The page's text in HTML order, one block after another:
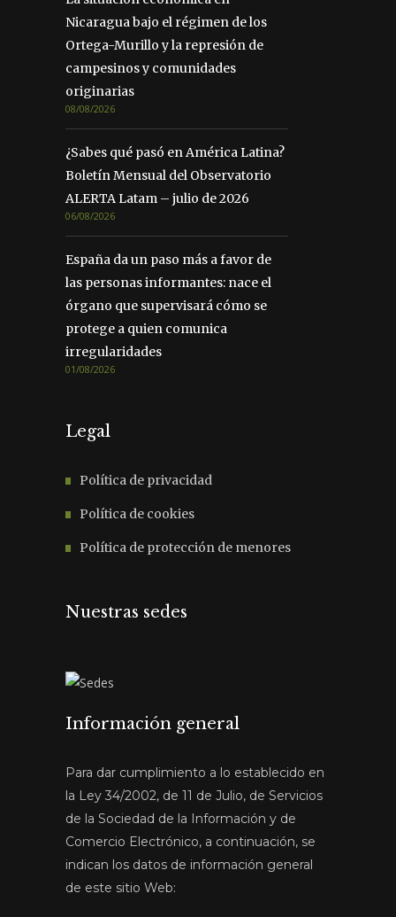
Nicaragua bajo el régimen de los
Ortega-Murillo y la represión de
campesinos y comunidades
originarias
08/08/2026
¿Sabes qué pasó en América Latina?
Boletín Mensual del Observatorio
ALERTA Latam – julio de 2026
06/08/2026
España da un paso más a favor de
las personas informantes: nace el
órgano que supervisará cómo se
protege a quien comunica
irregularidades
01/08/2026
Legal
Política de privacidad
Política de cookies
Política de protección de menores
Nuestras sedes
Información general
Para dar cumplimiento a lo establecido en
la Ley 34/2002, de 11 de Julio, de Servicios
de la Sociedad de la Información y de
Comercio Electrónico, a continuación, se
indican los datos de información general
de este sitio Web: